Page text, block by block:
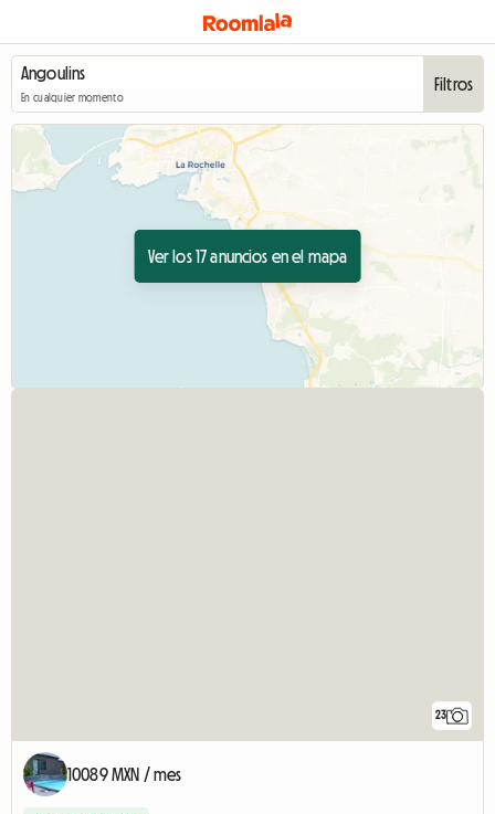
En cualquier momento
Filtros
Ver los 17 anuncios en el mapa
23
10089 MXN / mes